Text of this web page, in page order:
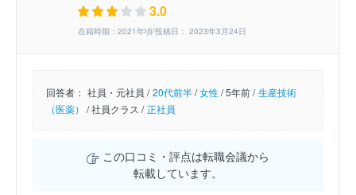
3.0
在籍時期：2021年頃/投稿日： 2023年3月24日
回答者： 社員・元社員 / 20代前半/女性/5年前 / 生産技術
（医薬） /社員クラス / 正社員
この口コミ・評点は転職会議から
転載しています。